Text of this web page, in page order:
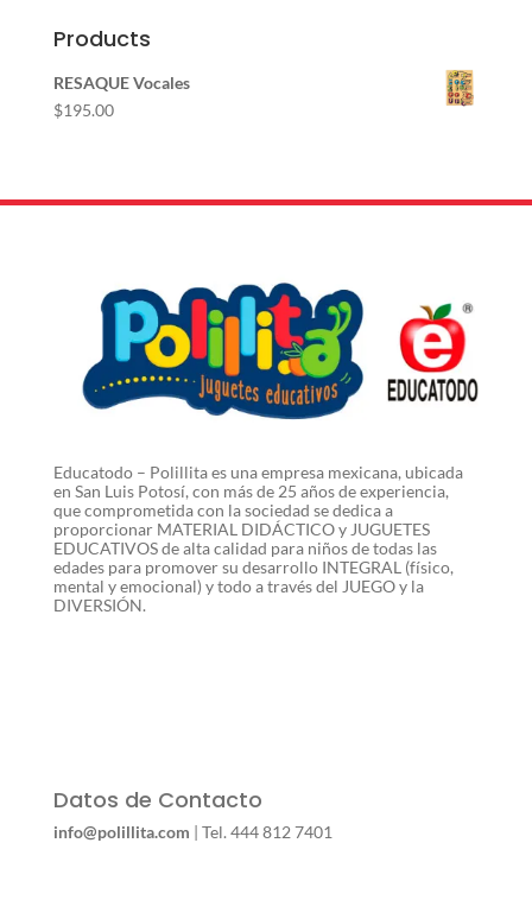
Products
RESAQUE Vocales
$195.00
Educatodo – Polillita es una empresa mexicana, ubicada
en San Luis Potosí, con más de 25 años de experiencia,
que comprometida con la sociedad se dedica a
proporcionar MATERIAL DIDÁCTICO y JUGUETES
EDUCATIVOS de alta calidad para niños de todas las
edades para promover su desarrollo INTEGRAL (físico,
mental y emocional) y todo a través del JUEGO y la
DIVERSIÓN.
Datos de Contacto
info@polillita.com | Tel. 444 812 7401